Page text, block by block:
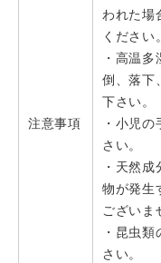
注意事項
われた場
ください。
・高温
倒、落下
下さい。
・小児
さい。
・天然
物が発生
ございま
・昆虫
さい。